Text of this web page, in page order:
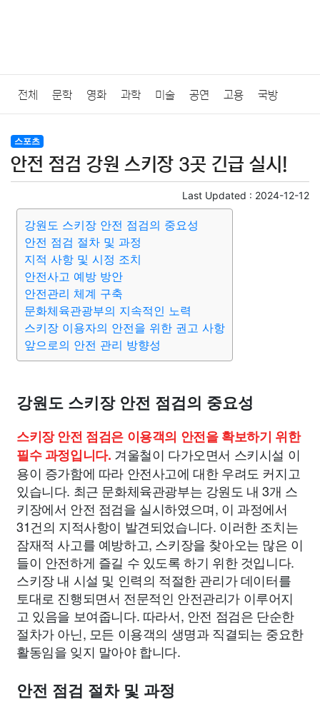
전체 문학 영화 과학 미술 공연 고용 국방
법률
질병 가요 방송 일상 주식 암호화폐 블록체인
결혼 육아 반려동물 패션 미용 증권
요리 상품리뷰 원예
대출 자동차 취미
종교 사회 정치 건강 의료 의학 경제
스포츠
안전 점검 강원 스키장 3곳 긴급 실시!
Last Updated : 2024-12-12
강원도 스키장 안전 점검의 중요성
안전 점검 절차 및 과정
지적 사항 및 시정 조치
안전사고 예방 방안
안전관리 체계 구축
문화체육관광부의 지속적인 노력
스키장 이용자의 안전을 위한 권고 사항
앞으로의 안전 관리 방향성
강원도 스키장 안전 점검의 중요성
스키장 안전 점검은 이용객의 안전을 확보하기 위한
필수 과정입니다. 겨울철이 다가오면서 스키시설 이
용이 증가함에 따라 안전사고에 대한 우려도 커지고
있습니다. 최근 문화체육관광부는 강원도 내 3개 스
키장에서 안전 점검을 실시하였으며, 이 과정에서
31건의 지적사항이 발견되었습니다. 이러한 조치는
잠재적 사고를 예방하고, 스키장을 찾아오는 많은 이
들이 안전하게 즐길 수 있도록 하기 위한 것입니다.
스키장 내 시설 및 인력의 적절한 관리가 데이터를
토대로 진행되면서 전문적인 안전관리가 이루어지
고 있음을 보여줍니다. 따라서, 안전 점검은 단순한
절차가 아닌, 모든 이용객의 생명과 직결되는 중요한
활동임을 잊지 말아야 합니다.
안전 점검 절차 및 과정